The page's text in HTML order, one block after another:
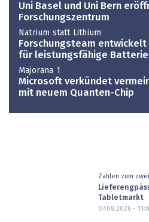
Uni Basel und Uni Bern
Forschungszentrum
Natrium statt Lithium
Forschungsteam
für leistungsfähige
Majorana 1
Microsoft verkündet
mit neuem Quanten-Chip
Zahlen zum
Tabletmarkt
07.08.2026 -